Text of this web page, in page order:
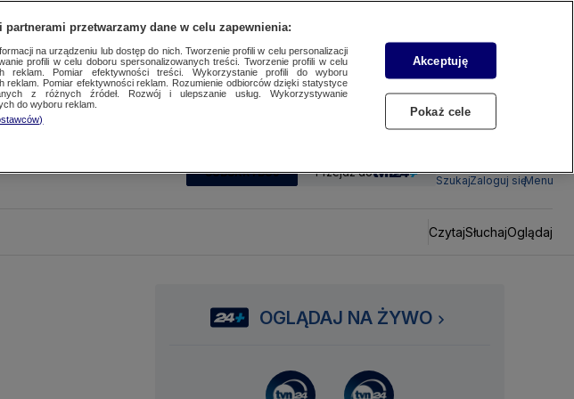
SUBSKRYBUJ Przejdź do
SzukajZaloguj sięMenu
CzytajSłuchajOglądaj
OGLĄDAJ NA ŻYWO
partnerami przetwarzamy dane w celu zapewnienia:
na urządzeniu lub dostęp do nich. Tworzenie profili w celu personalizacji
profili w celu doboru spersonalizowanych treści. Tworzenie profili w celu
reklam. Pomiar efektywności treści. Wykorzystanie profili do wyboru
reklam. Pomiar efektywności reklam. Rozumienie odbiorców dzięki statystyce
z różnych źródeł. Rozwój i ulepszanie usług. Wykorzystywanie
do wyboru reklam.
Akceptuję
Pokaż cele